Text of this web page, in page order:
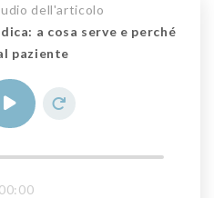
dell'articolo
a cosa serve e perché
paziente